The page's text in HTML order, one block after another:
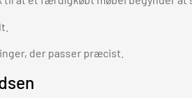
der passer præcist.